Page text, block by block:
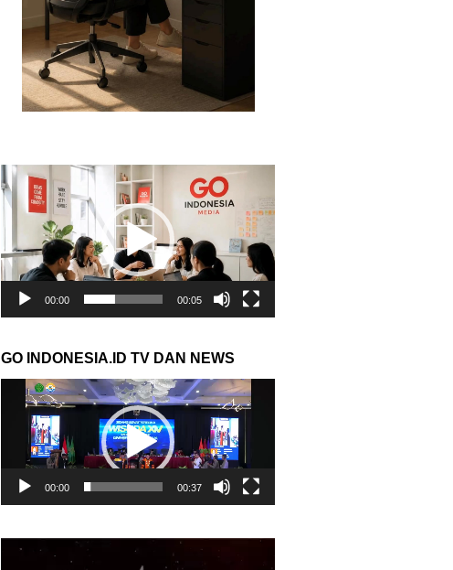
Pemutar
Video
00:00 00:05
GO INDONESIA.ID TV DAN NEWS
Pemutar
Video
00:00 00:37
Pemutar